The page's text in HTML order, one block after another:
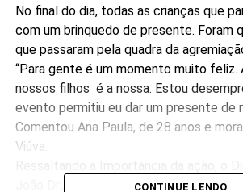
No final do dia, todas as crianças que
com um brinquedo de presente. Foram
que passaram pela quadra da
“Para gente é um momento muito feliz.
nossos filhos é a nossa. Estou
evento permitiu eu dar um presente de
Comentou Ana Paula, de 28 anos e
Viúva.
CONTINUE LENDO